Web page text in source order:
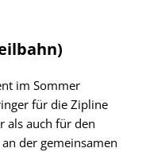
im Sommer
für die Zipline
als auch für den
der gemeinsamen